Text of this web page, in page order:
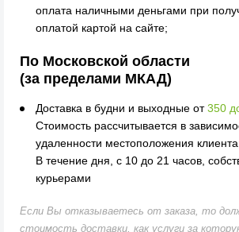
оплата наличными деньгами при
оплатой картой на сайте;
По Московской области
(за пределами МКАД)
Доставка в будни и выходные от350
Стоимость рассчитывается в
удаленности местоположения
В течение дня, с 10 до 21 часов,
курьерами
Если Вы отказываетесь от заказа, то
стоимость доставки, как услуги за